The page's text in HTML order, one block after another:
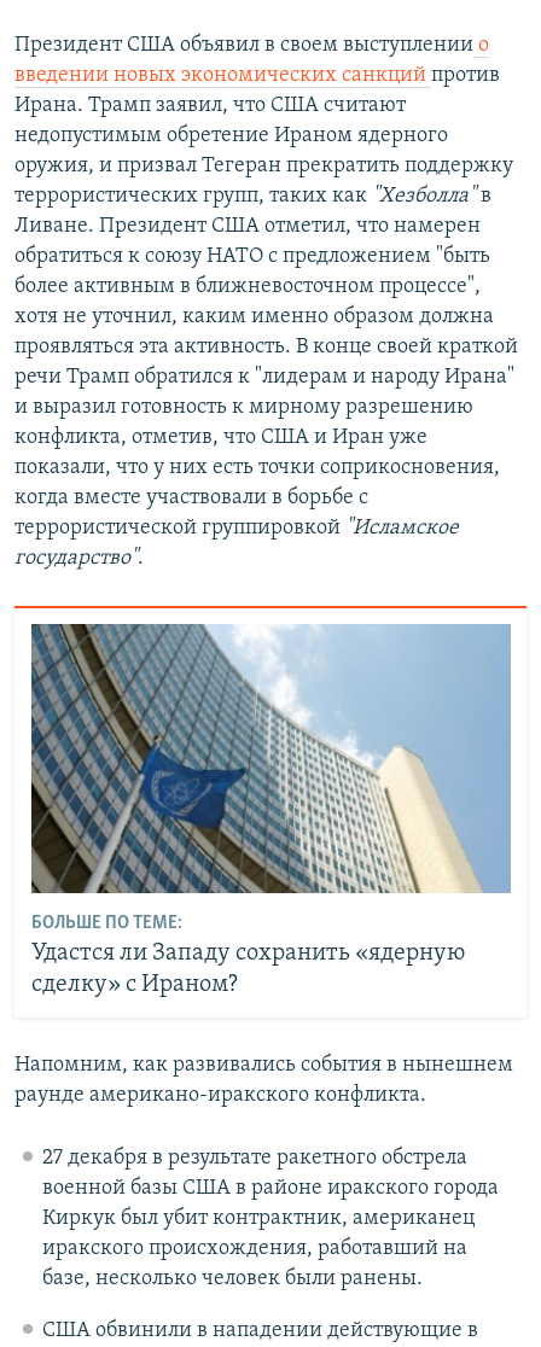
Президент США объявил в своем выступлении о
введении новых экономических санкций против
Ирана. Трамп заявил, что США считают
недопустимым обретение Ираном ядерного
оружия, и призвал Тегеран прекратить поддержку
террористических групп, таких как "Хезболла"в
Ливане. Президент США отметил, что намерен
обратиться к союзу НАТО с предложением "быть
более активным в ближневосточном процессе",
хотя не уточнил, каким именно образом должна
проявляться эта активность. В конце своей краткой
речи Трамп обратился к "лидерам и народу Ирана"
и выразил готовность к мирному разрешению
конфликта, отметив, что США и Иран уже
показали, что у них есть точки соприкосновения,
когда вместе участвовали в борьбе с
террористической группировкой "Исламское
государство".
БОЛЬШЕ ПО ТЕМЕ:
Удастся ли Западу сохранить «ядерную
сделку» с Ираном?
Напомним, как развивались события в нынешнем
раунде американо-иракского конфликта.
27 декабря в результате ракетного обстрела
военной базы США в районе иракского города
Киркук был убит контрактник, американец
иракского происхождения, работавший на
базе, несколько человек были ранены.
США обвинили в нападении действующие в